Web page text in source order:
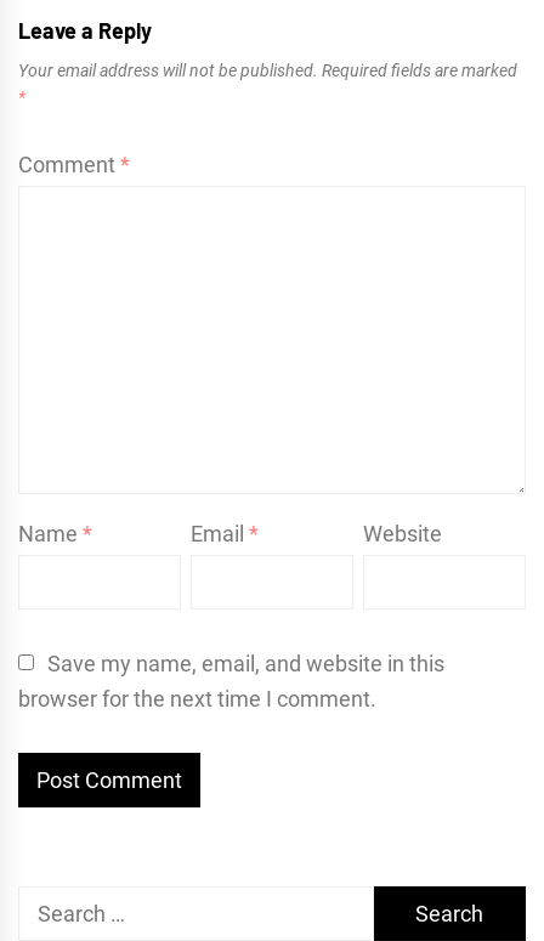
Leave a Reply
Your email address will not be published. Required fields are marked
*
Comment*
Name * Email* Website
Save my name, email, and website in this
browser for the next time I comment.
Search